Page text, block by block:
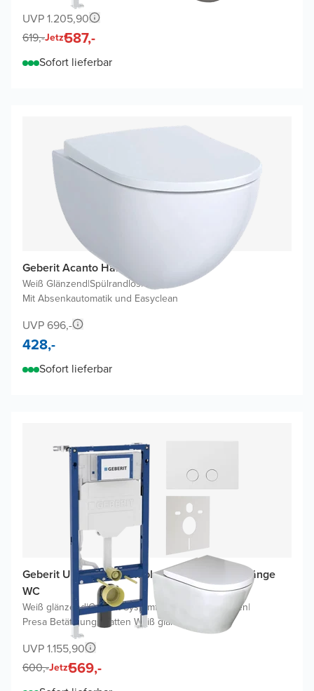
UVP 1.205,90
619,-Jetzt587,-
Sofort lieferbar
Geberit Acanto Hänge WC
Weiß Glänzend|Spülrandlos|
Mit Absenkautomatik und Easyclean
UVP 696,-
428,-
Sofort lieferbar
Geberit UP320 WC Komplettset mit Calibro Hänge
WC
Weiß glänzend|Geberit Systemfix UP320 Spülkasten|
Presa Betätigungsplatten Weiß glänzend
UVP 1.155,90
600,-Jetzt569,-